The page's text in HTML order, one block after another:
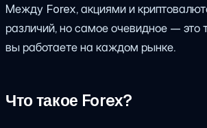
Между Forex, акциями и
различий, но самое очевидное — это
вы работаете на каждом рынке.
Что такое Forex?